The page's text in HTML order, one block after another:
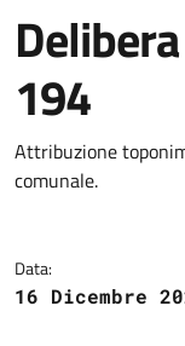
194
Dettagli
Attribuzione
comunale.
Data:
16 Dicembre